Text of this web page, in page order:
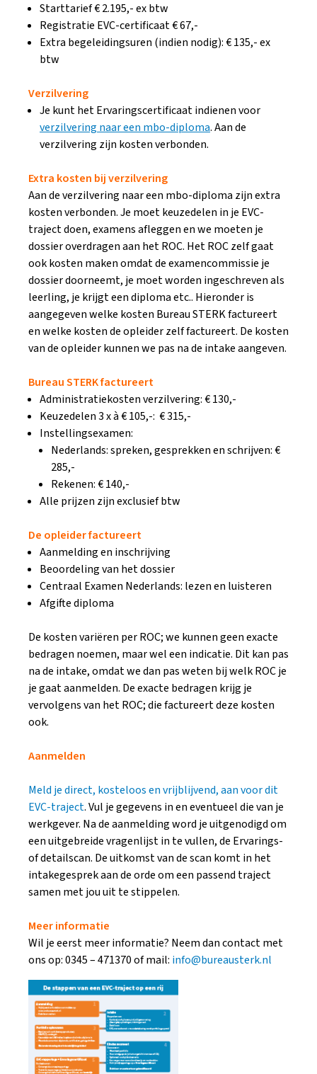
Starttarief € 2.195,- ex btw
Registratie EVC-certificaat € 67,-
Extra begeleidingsuren (indien nodig): € 135,- ex
btw
Verzilvering
Je kunt het Ervaringscertificaat indienen voor
verzilvering naar een mbo-diploma. Aan de
verzilvering zijn kosten verbonden.
Extra kosten bij verzilvering
Aan de verzilvering naar een mbo-diploma zijn extra
kosten verbonden. Je moet keuzedelen in je EVC-
traject doen, examens afleggen en we moeten je
dossier overdragen aan het ROC. Het ROC zelf gaat
ook kosten maken omdat de examencommissie je
dossier doorneemt, je moet worden ingeschreven als
leerling, je krijgt een diploma etc.. Hieronder is
aangegeven welke kosten Bureau STERK factureert
en welke kosten de opleider zelf factureert. De kosten
van de opleider kunnen we pas na de intake aangeven.
Bureau STERK factureert
Administratiekosten verzilvering: € 130,-
Keuzedelen 3 x à € 105,-: € 315,-
Instellingsexamen:
Nederlands: spreken, gesprekken en schrijven: €
285,-
Rekenen: € 140,-
Alle prijzen zijn exclusief btw
De opleider factureert
Aanmelding en inschrijving
Beoordeling van het dossier
Centraal Examen Nederlands: lezen en luisteren
Afgifte diploma
De kosten variëren per ROC; we kunnen geen exacte
bedragen noemen, maar wel een indicatie. Dit kan pas
na de intake, omdat we dan pas weten bij welk ROC je
je gaat aanmelden. De exacte bedragen krijg je
vervolgens van het ROC; die factureert deze kosten
ook.
Aanmelden
Meld je direct, kosteloos en vrijblijvend, aan voor dit
EVC-traject. Vul je gegevens in en eventueel die van je
werkgever. Na de aanmelding word je uitgenodigd om
een uitgebreide vragenlijst in te vullen, de Ervarings-
of detailscan. De uitkomst van de scan komt in het
intakegesprek aan de orde om een passend traject
samen met jou uit te stippelen.
Meer informatie
Wil je eerst meer informatie? Neem dan contact met
ons op: 0345 – 471370 of mail: info@bureausterk.nl